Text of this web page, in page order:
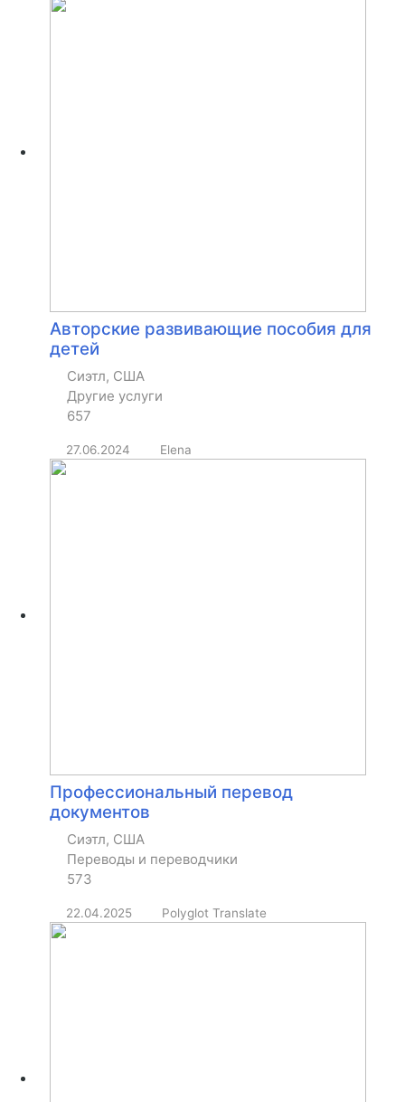
Авторские развивающие пособия для
детей
Сиэтл, США
Другие услуги
657
27.06.2024 Elena
Профессиональный перевод
документов
Сиэтл, США
Переводы и переводчики
573
22.04.2025 Polyglot Translate